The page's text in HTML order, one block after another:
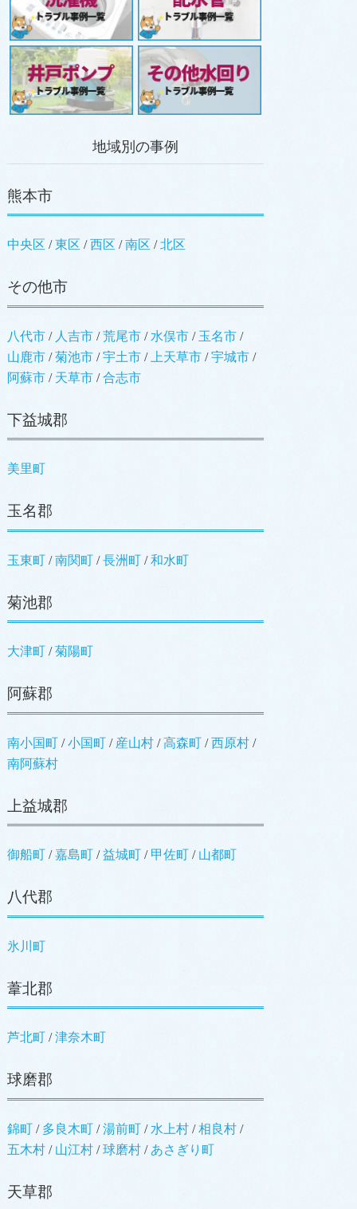
地域別の事例
熊本市
中央区 東区 西区 南区 北区
その他市
八代市 人吉市 荒尾市 水俣市
玉名市
山鹿市
菊池市 宇土市 上天草市
宇城市
阿蘇市
天草市 合志市
下益城郡
美里町
玉名郡
玉東町 南関町 長洲町 和水町
菊池郡
大津町 菊陽町
阿蘇郡
南小国町 小国町 産山村 高森町
西原村
南阿蘇村
上益城郡
御船町 嘉島町 益城町 甲佐町 山都町
八代郡
氷川町
葦北郡
芦北町 津奈木町
球磨郡
錦町 多良木町 湯前町 水上村
相良村
五木村
山江村 球磨村 あさぎり町
天草郡